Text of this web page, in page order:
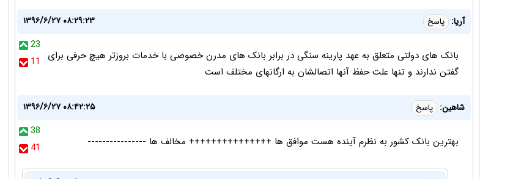
آریا: پاسخ
۱۳۹۶/۶/۲۷ ۰۸:۲۹:۲۳
23
11
بانک های دولتی متعلق به عهد پارینه سنگی در برابر بانک های مدرن خصوصی با خدمات بروزتر هیچ حرفی برای
گفتن ندارند و تنها علت حفظ آنها اتصالشان به ارگانهای مختلف است
شاهین: پاسخ
۱۳۹۶/۶/۲۷ ۰۸:۴۲:۲۵
38
41
بهترین بانک کشور به نظرم آینده هست موافق ها +++++++++++++++ مخالف ها ----------------